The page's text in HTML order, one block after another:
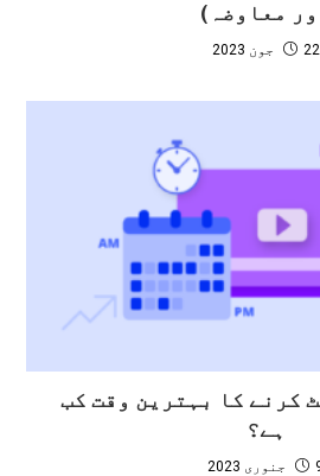
معاوضہ)
22 جون 2023
کرنے کا بہترین وقت کب
ہے؟
2023